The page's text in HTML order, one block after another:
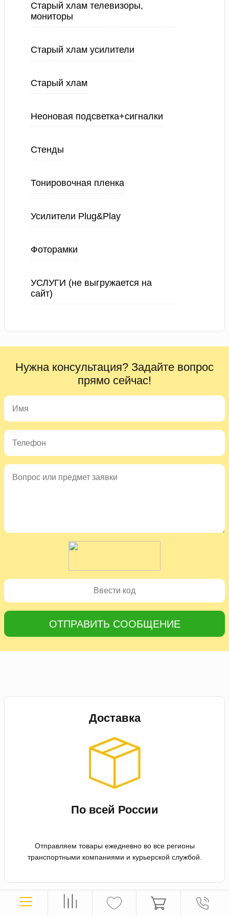
Старый хлам телевизоры,
мониторы
Старый хлам усилители
Старый хлам
Неоновая подсветка+сигналки
Стенды
Тонировочная пленка
Усилители Plug&Play
Фоторамки
УСЛУГИ (не выгружается на
сайт)
Нужна консультация? Задайте вопрос
прямо сейчас!
ОТПРАВИТЬ СООБЩЕНИЕ
Доставка
По всей России
Отправляем товары ежедневно во все регионы
транспортными компаниями и курьерской службой.
Оплата